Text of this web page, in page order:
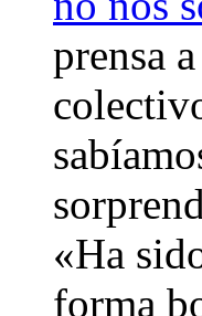
prensa
«Ha
forma